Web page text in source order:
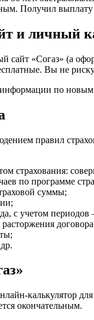
Получил выплату
и личный
сайт «Согаз» (а
Вы не
по
правил
страхования:
по программе
суммы;
с учетом
калькулятор
окончательным.